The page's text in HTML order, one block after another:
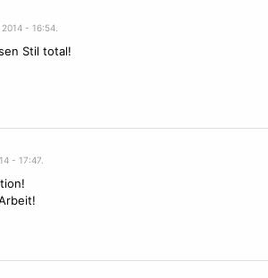
- 16:54.
Stil total!
- 17:47.